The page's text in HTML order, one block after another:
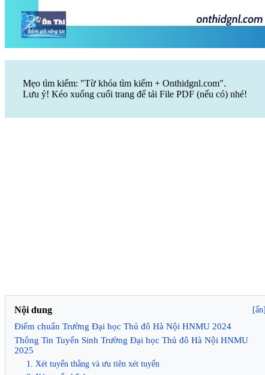
Mẹo tìm kiếm: "Từ khóa tìm kiếm + Onthidgnl.com".
Lưu ý! Kéo xuống cuối trang để tải File PDF (nếu có) nhé!
Nội dung [ẩn]
Điểm chuẩn Trường Đại học Thủ đô Hà Nội HNMU 2024
Thông Tin Tuyển Sinh Trường Đại học Thủ đô Hà Nội HNMU
2025
1. Xét tuyển thẳng và ưu tiên xét tuyển